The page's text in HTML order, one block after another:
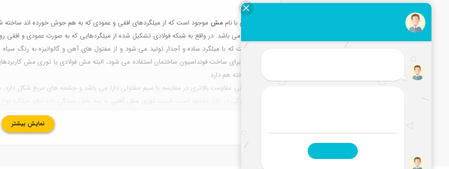
محصولی با نام مش موجود است که از میلگردهای افقی و عمودی که به هم جوش خورده اند
۹۰ درجه می باشد. در واقع به شبکه فولادی تشکیل شده از میلگردهایی که به صورت عمودی و
فلزی است که با میلگرد ساده و آجدار تولید می شود و از مفتول های آهن و گالوانیزه به
محصول برای ساخت فونداسیون ساختمان استفاده می شود، البته مش فولادی یا توری مش
پیش ساخته هم دارد.
مش آهنی مقاومت بالاتری در مقایسه با سیم مفتولی دارا می باشد و چشمه های مربع شکل دارد.
مستحکم می باشند. هرچقدر سایز میلگرد بیشتر باشد و چشمه ها کوچکتر باشندقیمت مش آهنی
در این مقاله سعی داریم شما را با مش و کاربردهای آن آشنا کنیم برای دریافت اطلاعات بیشتر در ادامه
سپس میلگردهای دیگر به صورت عرضی بر روی هم قرار داده می شوند و سپس به وسیله
نمایش بیشتر